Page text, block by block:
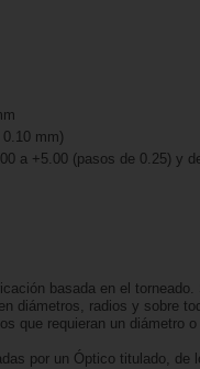
mm)
a +5.00 (pasos de 0.25) y
basada en el
diámetros, radios y sobre
que requieran un
por un Óptico titulado, de